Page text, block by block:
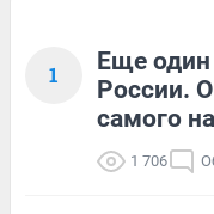
1
Еще один
России.
самого
1 706